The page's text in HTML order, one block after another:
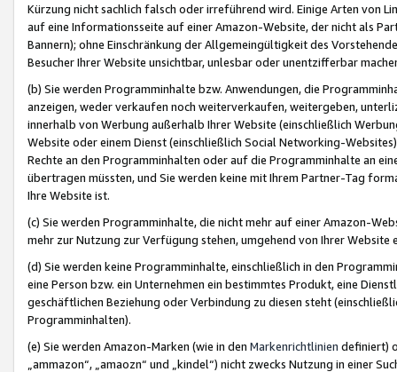
Kürzung nicht sachlich falsch oder irreführend wird. Einige Arten von
auf eine Informationsseite auf einer Amazon-Website, der nicht als
Bannern); ohne Einschränkung der Allgemeingültigkeit des
Besucher Ihrer Website unsichtbar, unlesbar oder unentzifferbar
(b) Sie werden Programminhalte bzw. Anwendungen, die
anzeigen, weder verkaufen noch weiterverkaufen, weitergeben,
innerhalb von Werbung außerhalb Ihrer Website (einschließlich
Website oder einem Dienst (einschließlich Social Networking-
Rechte an den Programminhalten oder auf die Programminhalte an
übertragen müssten, und Sie werden keine mit Ihrem Partner-Tag
Ihre Website ist.
(c) Sie werden Programminhalte, die nicht mehr auf einer Amazon-
mehr zur Nutzung zur Verfügung stehen, umgehend von Ihrer
(d) Sie werden keine Programminhalte, einschließlich in den
eine Person bzw. ein Unternehmen ein bestimmtes Produkt, eine
geschäftlichen Beziehung oder Verbindung zu diesen steht
Programminhalten).
(e) Sie werden Amazon-Marken (wie in den Markenrichtlinien definiert)
„ammazon“, „amaozn“ und „kindel“) nicht zwecks Nutzung in einer